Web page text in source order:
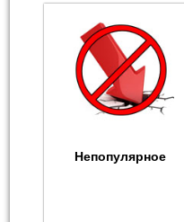
Непопулярное